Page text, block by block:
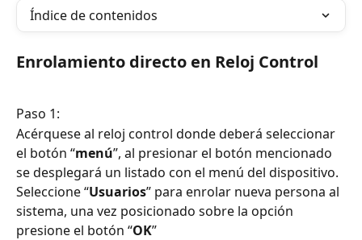
Índice de contenidos
Enrolamiento directo en Reloj Control
Paso 1:
Acérquese al reloj control donde deberá seleccionar
el botón “menú”, al presionar el botón mencionado
se desplegará un listado con el menú del dispositivo.
Seleccione “Usuarios” para enrolar nueva persona al
sistema, una vez posicionado sobre la opción
presione el botón “OK”